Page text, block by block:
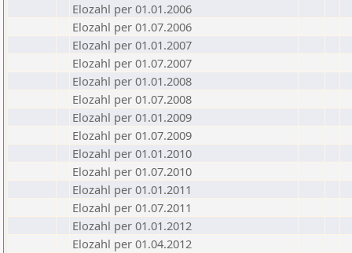
Elozahl per 01.01.2006
Elozahl per 01.07.2006
Elozahl per 01.01.2007
Elozahl per 01.07.2007
Elozahl per 01.01.2008
Elozahl per 01.07.2008
Elozahl per 01.01.2009
Elozahl per 01.07.2009
Elozahl per 01.01.2010
Elozahl per 01.07.2010
Elozahl per 01.01.2011
Elozahl per 01.07.2011
Elozahl per 01.01.2012
Elozahl per 01.04.2012